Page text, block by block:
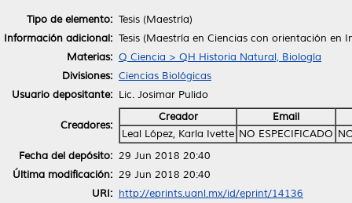
Tipo de elemento: Tesis (Maestría)
Información adicional: Tesis (Maestría en Ciencias con orientación en
Materias: Q Ciencia > QH Historia Natural, Biología
Divisiones: Ciencias Biológicas
Usuario depositante: Lic. Josimar Pulido
Creadores:
Creador
Email
Leal López, Karla Ivette NO ESPECIFICADO
Fecha del depósito: 29 Jun 2018 20:40
Última modificación: 29 Jun 2018 20:40
URI: http://eprints.uanl.mx/id/eprint/14136